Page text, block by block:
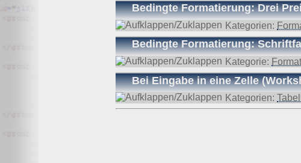
Bedingte Formatierung: Drei
Kategorien:
Bedingte Formatierung:
Kategorie:
Bei Eingabe in eine Zelle
Kategorien: